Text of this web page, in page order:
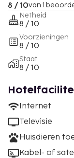
8 / 10van 1
Netheid
8 / 10
Voorzieningen
8 / 10
Staat
8 / 10
Internet
Televisie
Huisdieren
Kabel- of